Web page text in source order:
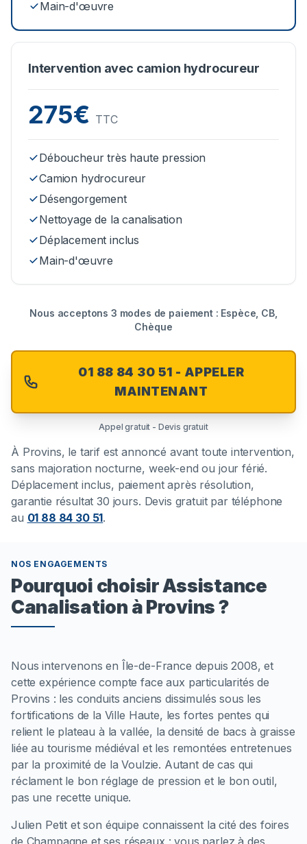
Main-d'œuvre
Intervention avec camion hydrocureur
275€ TTC
Déboucheur très haute pression
Camion hydrocureur
Désengorgement
Nettoyage de la canalisation
Déplacement inclus
Main-d'œuvre
Nous acceptons 3 modes de paiement : Espèce, CB,
Chèque
01 88 84 30 51 - APPELER
MAINTENANT
Appel gratuit - Devis gratuit
À Provins, le tarif est annoncé avant toute intervention,
sans majoration nocturne, week-end ou jour férié.
Déplacement inclus, paiement après résolution,
garantie résultat 30 jours. Devis gratuit par téléphone
au 01 88 84 30 51.
NOS ENGAGEMENTS
Pourquoi choisir Assistance
Canalisation à Provins ?
Nous intervenons en Île-de-France depuis 2008, et
cette expérience compte face aux particularités de
Provins : les conduits anciens dissimulés sous les
fortifications de la Ville Haute, les fortes pentes qui
relient le plateau à la vallée, la densité de bacs à graisse
liée au tourisme médiéval et les remontées entretenues
par la proximité de la Voulzie. Autant de cas qui
réclament le bon réglage de pression et le bon outil,
pas une recette unique.
Julien Petit et son équipe connaissent la cité des foires